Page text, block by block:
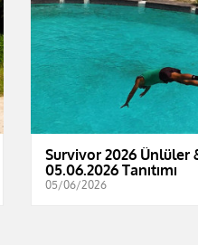
Survivor 2026 Ünlüler
05.06.2026 Tanıtımı
05/06/2026